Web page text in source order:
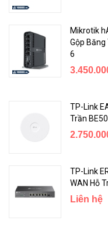
Thông tin sản phẩm Unifi
UniFi Cloud Key Gen2
duyệt web chuẩn hoặc
bạn, triển khai bộ điều
cấu hình chỉ trong vài phút.
☆ Bao gồm phần mềm
☆ Dễ dàng cài đặt với
☆ Được hỗ trợ bởi 802.3af
☆ Ổ cứng 1 TB 2,5 “(có
☆ Màn hình bảng điều
Mikrotik
Gộp Băng
6
TP-Link
Trần
TP-Link
WAN Hỗ
Liên hệ